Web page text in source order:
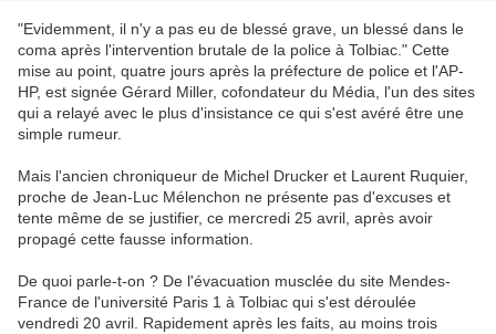
"Evidemment, il n'y a pas eu de blessé grave, un blessé dans le
coma après l'intervention brutale de la police à Tolbiac." Cette
mise au point, quatre jours après la préfecture de police et l'AP-
HP, est signée Gérard Miller, cofondateur du Média, l'un des sites
qui a relayé avec le plus d'insistance ce qui s'est avéré être une
simple rumeur.
Mais l'ancien chroniqueur de Michel Drucker et Laurent Ruquier,
proche de Jean-Luc Mélenchon ne présente pas d'excuses et
tente même de se justifier, ce mercredi 25 avril, après avoir
propagé cette fausse information.
De quoi parle-t-on ? De l'évacuation musclée du site Mendes-
France de l'université Paris 1 à Tolbiac qui s'est déroulée
vendredi 20 avril. Rapidement après les faits, au moins trois